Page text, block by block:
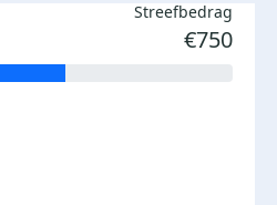
Streefbedrag
€750